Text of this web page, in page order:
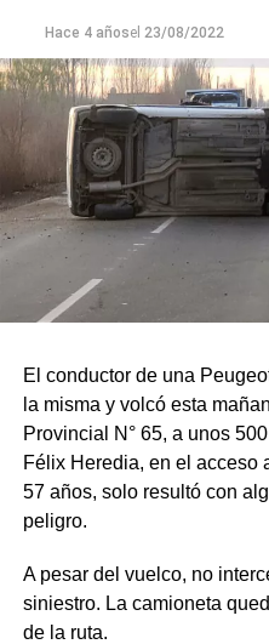
Hace 4 añosel 23/08/2022
El conductor de una
la misma y volcó esta
Provincial N° 65, a unos
Félix Heredia, en el acceso
57 años, solo resultó con
peligro.
A pesar del vuelco, no
siniestro. La camioneta
de la ruta.